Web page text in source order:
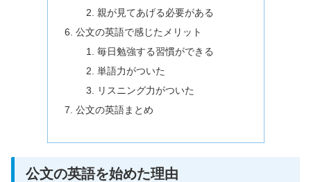
親が見てあげる必要がある
公文の英語で感じたメリット
毎日勉強する習慣ができる
単語力がついた
リスニング力がついた
公文の英語まとめ
公文の英語を始めた理由